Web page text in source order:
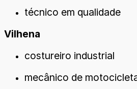
técnico em qualidade
Vilhena
costureiro industrial
mecânico de